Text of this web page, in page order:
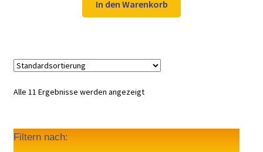
war:
8,33 €
ist:
5,00 €.
In den Warenkorb
Alle 11 Ergebnisse werden angezeigt
Filtern nach: